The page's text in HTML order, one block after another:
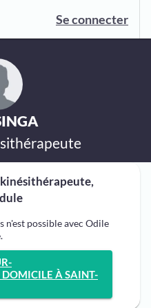
Se connecter
n'est possible avec Odile
À SAINT-